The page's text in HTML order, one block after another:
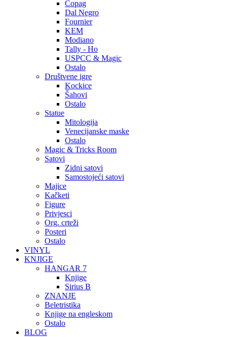
Copag
Dal Negro
Fournier
KEM
Modiano
Tally - Ho
USPCC & Magic
Ostalo
Društvene igre
Kockice
Šahovi
Ostalo
Statue
Mitologija
Venecijanske maske
Ostalo
Magic & Tricks Room
Satovi
Zidni satovi
Samostojeći satovi
Majice
Kačketi
Figure
Privjesci
Org. crteži
Posteri
Ostalo
VINYL
KNJIGE
HANGAR 7
Knjige
Sirius B
ZNANJE
Beletristika
Knjige na engleskom
Ostalo
BLOG